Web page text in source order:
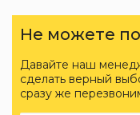
Не можете
Давайте наш
сделать верный
сразу же